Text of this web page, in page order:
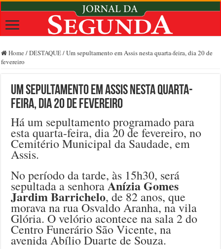
Home /DESTAQUE/Um sepultamento em Assis nesta quarta-feira, dia 20 de
fevereiro
Um sepultamento em Assis nesta quarta-
feira, dia 20 de fevereiro
Há um sepultamento programado para
esta quarta-feira, dia 20 de fevereiro, no
Cemitério Municipal da Saudade, em
Assis.
No período da tarde, às 15h30, será
sepultada a senhoraAnízia Gomes
Jardim Barrichelo, de 82 anos, que
morava na rua Osvaldo Aranha, na vila
Glória. O velório acontece na sala 2 do
Centro Funerário São Vicente, na
avenida Abílio Duarte de Souza.